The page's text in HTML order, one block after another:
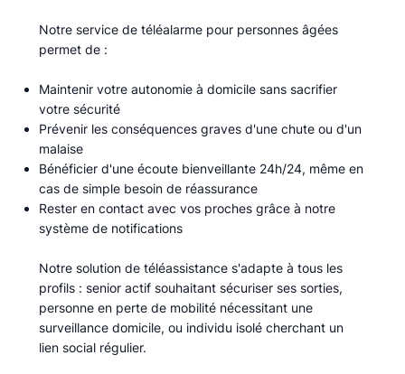
Notre service de téléalarme pour personnes âgées
permet de :​
Maintenir votre autonomie à domicile sans sacrifier
votre sécurité
Prévenir les conséquences graves d'une chute ou d'un
malaise
Bénéficier d'une écoute bienveillante 24h/24, même en
cas de simple besoin de réassurance
Rester en contact avec vos proches grâce à notre
système de notifications
Notre solution de téléassistance s'adapte à tous les
profils : senior actif souhaitant sécuriser ses sorties,
personne en perte de mobilité nécessitant une
surveillance domicile, ou individu isolé cherchant un
lien social régulier.